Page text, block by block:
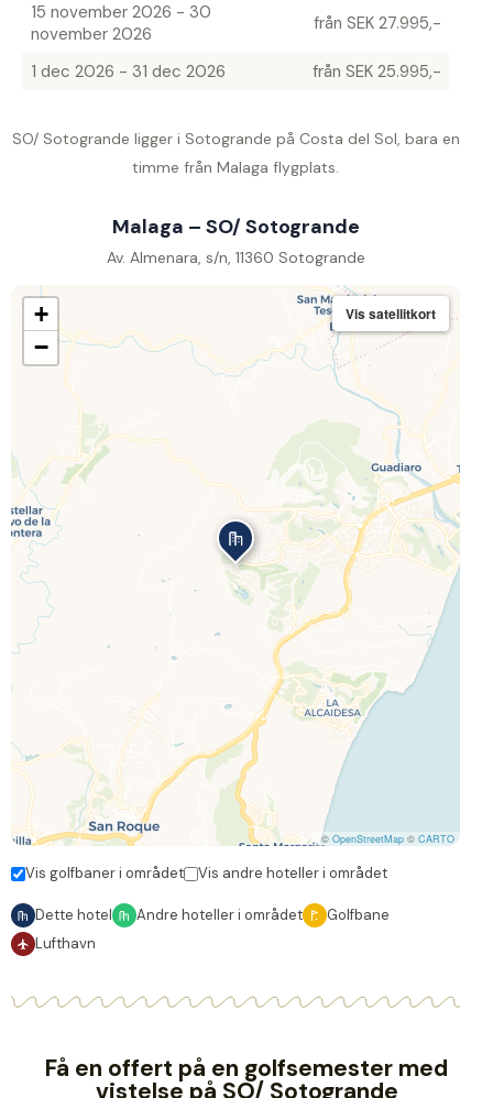
15 november 2026 - 30
november 2026
från SEK 27.995,-
1 dec 2026 - 31 dec 2026 från SEK 25.995,-
SO/ Sotogrande ligger i Sotogrande på Costa del Sol, bara en
timme från Malaga flygplats.
Malaga – SO/ Sotogrande
Av. Almenara, s/n, 11360 Sotogrande
+
−
Vis satellitkort
© OpenStreetMap © CARTO
Vis golfbaner i området Vis andre hoteller i området
Dette hotel Andre hoteller i området
Golfbane
Lufthavn
Få en offert på en golfsemester med
vistelse på SO/ Sotogrande